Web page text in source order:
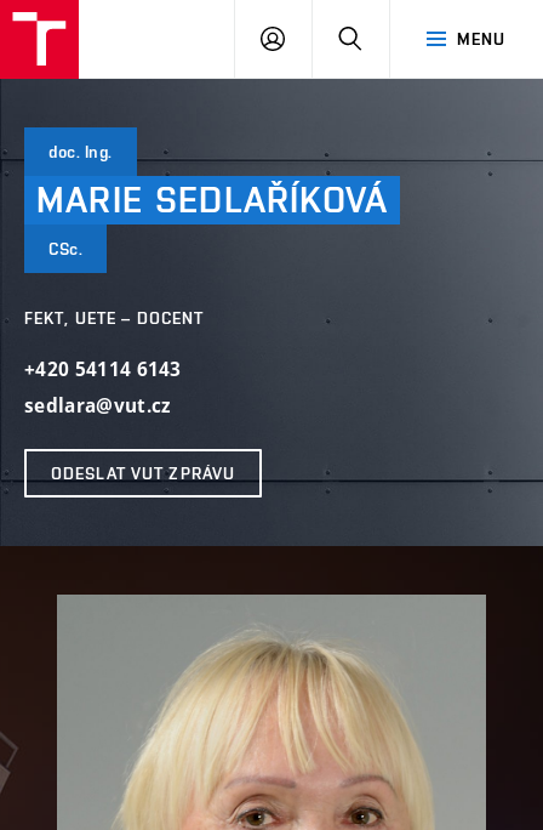
MENU
PŘIHLÁSIT
doc. Ing.
MARIE SEDLAŘÍKOVÁ
CSc.
FEKT, UETE – DOCENT
+420 54114 6143
sedlara@vut.cz
ODESLAT VUT ZPRÁVU